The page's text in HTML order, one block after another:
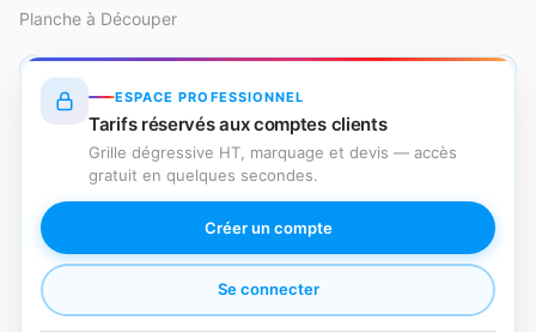
Planche à Découper
ESPACE PROFESSIONNEL
Tarifs réservés aux comptes clients
Grille dégressive HT, marquage et devis — accès
gratuit en quelques secondes.
Créer un compte
Se connecter